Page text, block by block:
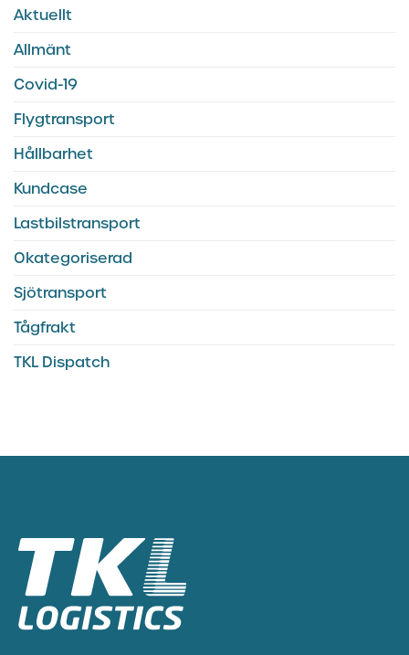
Aktuellt
Allmänt
Covid-19
Flygtransport
Hållbarhet
Kundcase
Lastbilstransport
Okategoriserad
Sjötransport
Tågfrakt
TKL Dispatch